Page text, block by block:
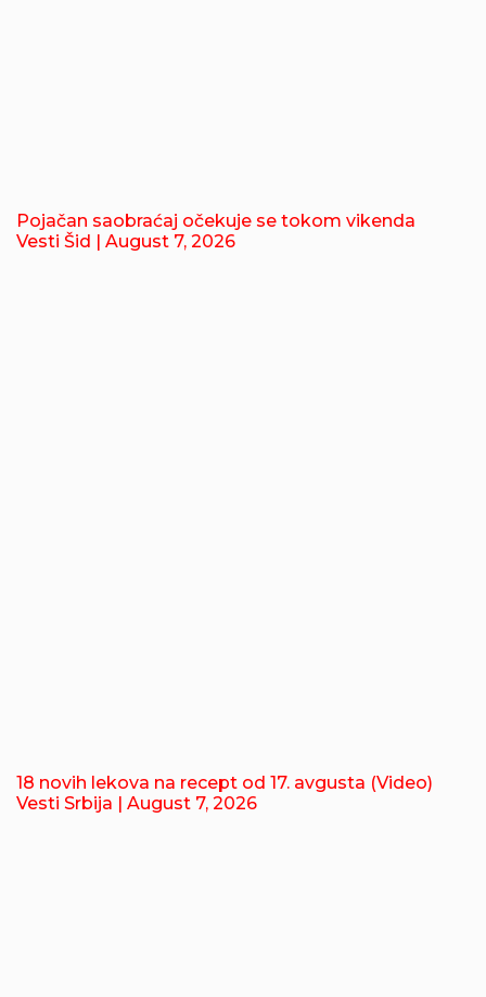
Pojačan saobraćaj očekuje se tokom vikenda
Vesti Šid | August 7, 2026
18 novih lekova na recept od 17. avgusta (Video)
Vesti Srbija | August 7, 2026